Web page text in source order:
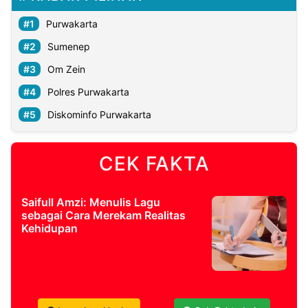
Purwakarta
Sumenep
Om Zein
Polres Purwakarta
Diskominfo Purwakarta
CEK FAKTA
Saifull Amzi: Menulis Lagu
sebagai Cara Merekam Realitas
Kehidupan